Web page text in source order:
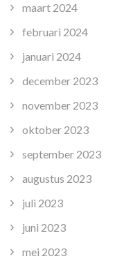
maart 2024
februari 2024
januari 2024
december 2023
november 2023
oktober 2023
september 2023
augustus 2023
juli 2023
juni 2023
mei 2023